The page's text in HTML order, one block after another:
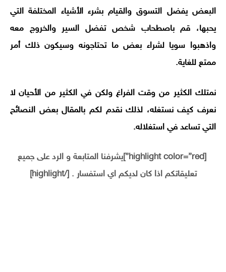
البعض يفضل التسوق والقيام بشرء الأشياء المختلفة التي
يحبها، قم باصطحاب شخص تفضل السير والخروج معه
واذهبوا سويا لشراء بعض ما تحتاجونه وسيكون ذلك أمر
ممتع للغاية.
نمتلك الكثير من وقت الفراغ ولكن في الكثير من الأحيان لا
نعرف كيف نستغله، لذلك نقدم لكم بالمقال بعض النصائح
التي تساعد في استغلاله.
[highlight color=”red”]يشرفنا المتابعة و الرد على جميع
تعليقاتكم اذا كان لديكم اي استفسار . [/highlight]